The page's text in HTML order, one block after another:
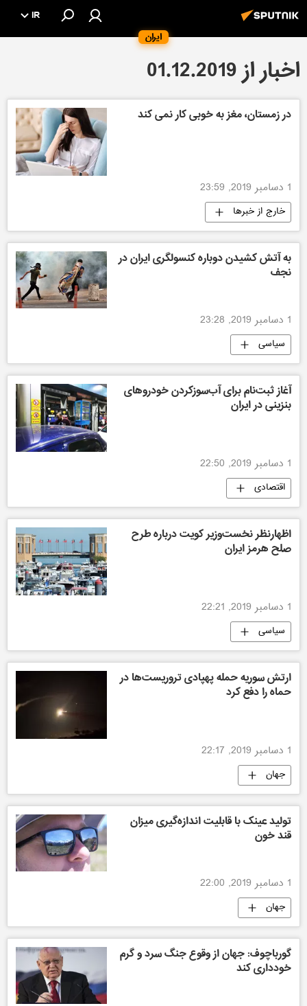
ایران
IR
اخبار از 01.12.2019
در زمستان، مغز به خوبی کار نمی کند
1 دسامبر 2019, 23:59
خارج از خبرها
به آتش کشیدن دوباره کنسولگری ایران در
نجف
1 دسامبر 2019, 23:28
سیاسی
آغاز ثبت‌نام برای آب‌سوزکردن خودروهای
بنزینی در ایران
1 دسامبر 2019, 22:50
اقتصادی
اظهارنظر نخست‌وزیر کویت درباره طرح
صلح هرمز ایران
1 دسامبر 2019, 22:21
سیاسی
ارتش سوریه حمله پهپادی تروریست‌ها در
حماه را دفع کرد
1 دسامبر 2019, 22:17
جهان
تولید عینک‌ با قابلیت اندازه‌گیری میزان
قند خون
1 دسامبر 2019, 22:00
جهان
گورباچوف: جهان از وقوع جنگ سرد و گرم
خودداری کند